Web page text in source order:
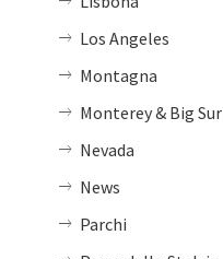
Los Angeles
Montagna
Monterey & Big Sur
Nevada
News
Parchi